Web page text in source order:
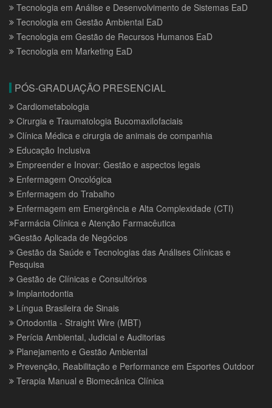
Tecnologia em Análise e Desenvolvimento de Sistemas EaD
Tecnologia em Gestão Ambiental EaD
Tecnologia em Gestão de Recursos Humanos EaD
Tecnologia em Marketing EaD
PÓS-GRADUAÇÃO PRESENCIAL
Cardiometabologia
Cirurgia e Traumatologia Bucomaxilofaciais
Clínica Médica e cirurgia de animais de companhia
Educação Inclusiva
Empreender e Inovar: Gestão e aspectos legais
Enfermagem Oncológica
Enfermagem do Trabalho
Enfermagem em Emergência e Alta Complexidade (CTI)
Farmácia Clínica e Atenção Farmacêutica
Gestão Aplicada de Negócios
Gestão da Saúde e Tecnologias das Análises Clínicas e
Pesquisa
Gestão de Clínicas e Consultórios
Implantodontia
Língua Brasileira de Sinais
Ortodontia - Straight Wire (MBT)
Perícia Ambiental, Judicial e Auditorias
Planejamento e Gestão Ambiental
Prevenção, Reabilitação e Performance em Esportes Outdoor
Terapia Manual e Biomecânica Clínica